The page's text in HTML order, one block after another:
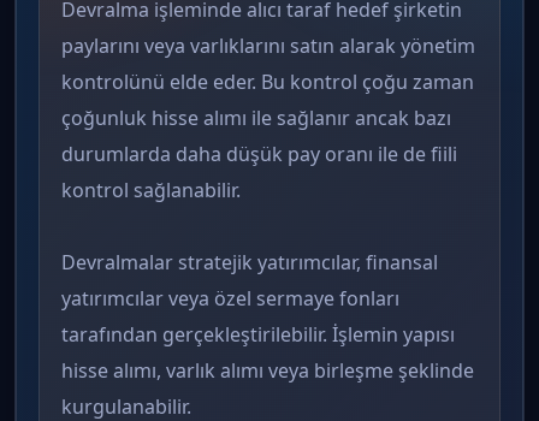
Devralma işleminde alıcı taraf hedef şirketin
paylarını veya varlıklarını satın alarak yönetim
kontrolünü elde eder. Bu kontrol çoğu zaman
çoğunluk hisse alımı ile sağlanır ancak bazı
durumlarda daha düşük pay oranı ile de fiili
kontrol sağlanabilir.
Devralmalar stratejik yatırımcılar, finansal
yatırımcılar veya özel sermaye fonları
tarafından gerçekleştirilebilir. İşlemin yapısı
hisse alımı, varlık alımı veya birleşme şeklinde
kurgulanabilir.